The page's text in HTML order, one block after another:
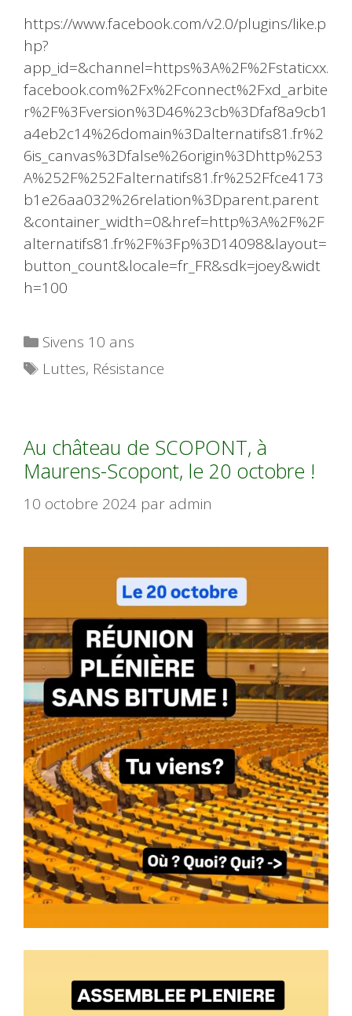
https://www.facebook.com/v2.0/plugins/like.p
hp?
app_id=&channel=https%3A%2F%2Fstaticxx.
facebook.com%2Fx%2Fconnect%2Fxd_arbite
r%2F%3Fversion%3D46%23cb%3Dfaf8a9cb1
a4eb2c14%26domain%3Dalternatifs81.fr%2
6is_canvas%3Dfalse%26origin%3Dhttp%253
A%252F%252Falternatifs81.fr%252Ffce4173
b1e26aa032%26relation%3Dparent.parent
&container_width=0&href=http%3A%2F%2F
alternatifs81.fr%2F%3Fp%3D14098&layout=
button_count&locale=fr_FR&sdk=joey&widt
h=100
Catégories
Sivens 10 ans
Étiquettes
Luttes, Résistance
Au château de SCOPONT, à
Maurens-Scopont, le 20 octobre !
10 octobre 2024 par admin